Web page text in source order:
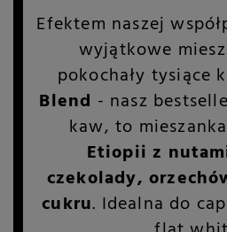
Efektem naszej
wyjątkowe
pokochały tysiące
Blend - nasz
kaw, to
Etiopii z
czekolady,
cukru. Idealna do